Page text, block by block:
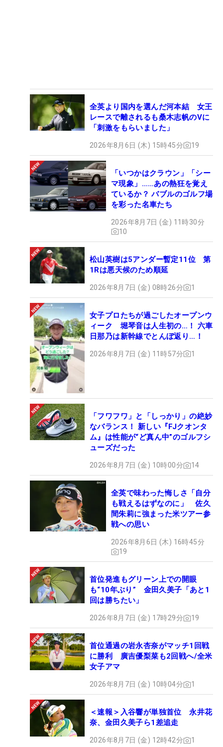
全英より国内を選んだ河本結 女王
レースで離されるも桑木志帆のVに
「刺激をもらいました」
2026年8月6日 (木) 15時45分 19
「いつかはクラウン」「シー
マ現象」……あの熱狂を覚え
ているか？ バブルのゴルフ場
を彩った名車たち
2026年8月7日 (金) 11時30分
10
松山英樹は5アンダー暫定11位 第
1Rは悪天候のため順延
2026年8月7日 (金) 08時26分 1
女子プロたちが過ごしたオープンウ
ィーク 堀琴音は人生初の…！ 六車
日那乃は新幹線でとんぼ返り…！
2026年8月7日 (金) 11時57分 1
「フワフワ」と「しっかり」の絶妙
なバランス！ 新しい『FJクオンタ
ム』は性能が“ど真ん中”のゴルフシ
ューズだった
2026年8月7日 (金) 10時00分 14
全英で味わった悔しさ「自分
も戦えるはずなのに」 佐久
間朱莉に強まった米ツアー参
戦への思い
2026年8月6日 (木) 16時45分
19
首位発進もグリーン上での開眼
も“10年ぶり” 金田久美子「あと1
回は勝ちたい」
2026年8月7日 (金) 17時29分 19
首位通過の岩永杏奈がマッチ1回戦
に勝利 廣吉優梨菜も2回戦へ/全米
女子アマ
2026年8月7日 (金) 10時04分 1
＜速報＞入谷響が単独首位 永井花
奈、金田久美子ら1差追走
2026年8月7日 (金) 12時42分 1